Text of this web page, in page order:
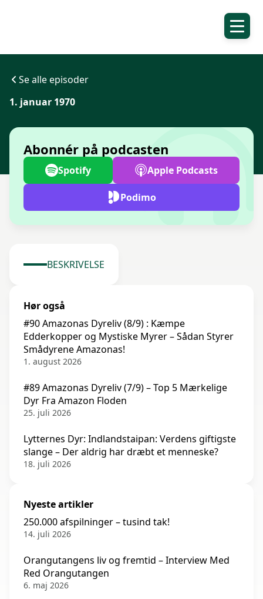
Se alle episoder
1. januar 1970
Abonnér på podcasten
Spotify Apple Podcasts
Podimo
BESKRIVELSE
Hør også
#90 Amazonas Dyreliv (8/9) : Kæmpe
Edderkopper og Mystiske Myrer – Sådan Styrer
Smådyrene Amazonas!
1. august 2026
#89 Amazonas Dyreliv (7/9) – Top 5 Mærkelige
Dyr Fra Amazon Floden
25. juli 2026
Lytternes Dyr: Indlandstaipan: Verdens giftigste
slange – Der aldrig har dræbt et menneske?
18. juli 2026
Nyeste artikler
250.000 afspilninger – tusind tak!
14. juli 2026
Orangutangens liv og fremtid – Interview Med
Red Orangutangen
6. maj 2026